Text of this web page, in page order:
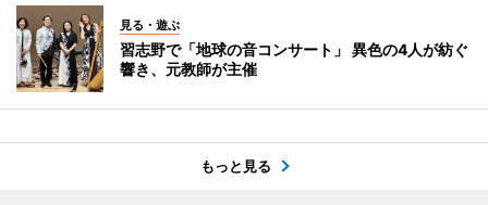
見る・遊ぶ
習志野で「地球の音コンサート」 異色の4人が紡ぐ
響き、元教師が主催
もっと見る